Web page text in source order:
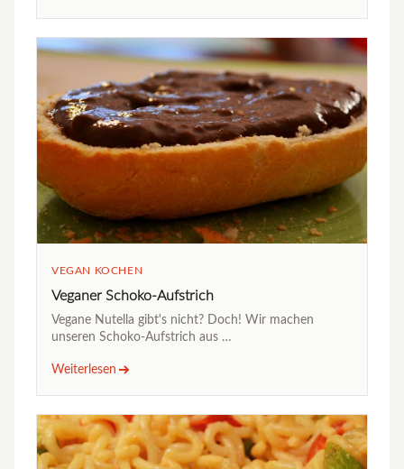
VEGAN KOCHEN
Veganer Schoko-Aufstrich
Vegane Nutella gibt's nicht? Doch! Wir machen
unseren Schoko-Aufstrich aus …
Weiterlesen